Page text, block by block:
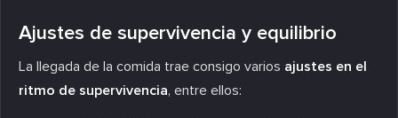
Ajustes de supervivencia y equilibrio
La llegada de la comida trae consigo varios ajustes en el
ritmo de supervivencia, entre ellos: